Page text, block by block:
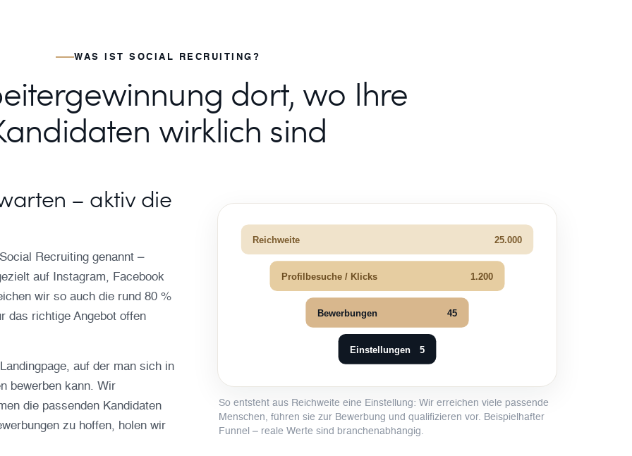
WAS IST SOCIAL RECRUITING?
dort, wo Ihre
wirklich sind
– aktiv die
Recruiting genannt –
auf Instagram, Facebook
wir so auch die rund 80 %
das richtige Angebot offen
auf der man sich in
bewerben kann. Wir
die passenden Kandidaten
zu hoffen, holen wir
Reichweite 25.000
Profilbesuche / Klicks 1.200
Bewerbungen 45
Einstellungen 5
So entsteht aus Reichweite eine Einstellung: Wir erreichen viele passende
Menschen, führen sie zur Bewerbung und qualifizieren vor. Beispielhafter
Funnel – reale Werte sind branchenabhängig.